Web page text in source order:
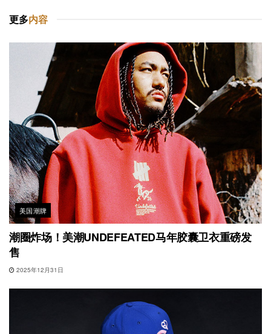
更多内容
美国潮牌
潮圈炸场！美潮UNDEFEATED马年胶囊卫衣重磅发
售
2025年12月31日